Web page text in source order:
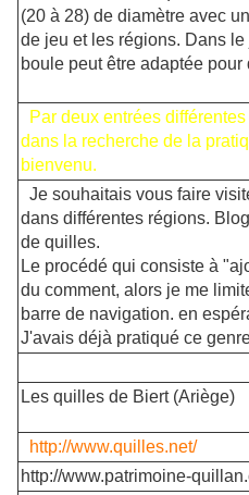
(20 à 28) de diamètre avec
de jeu et les régions. Dans
boule peut être adaptée
Par deux entrées
dans la recherche de la
bienvenu.
Je souhaitais vous faire
dans différentes régions.
de quilles.
Le procédé qui consiste à
du comment, alors je me
barre de navigation. en
J'avais déjà pratiqué ce
Les quilles de Biert (Ariège)
http://www.quilles.net/
http://www.patrimoine-